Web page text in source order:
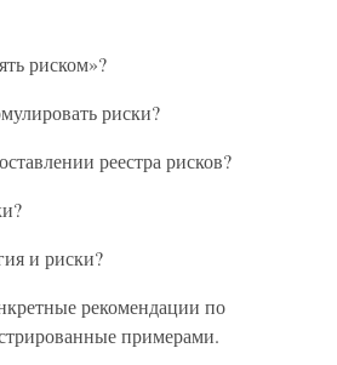
риском»?
риски?
реестра рисков?
и риски?
рекомендации по
примерами.